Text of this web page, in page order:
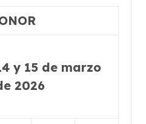
y 15 de marzo
2026